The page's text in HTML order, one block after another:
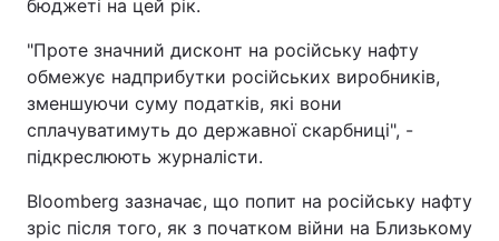
бюджеті на цей рік.
"Проте значний дисконт на російську нафту
обмежує надприбутки російських виробників,
зменшуючи суму податків, які вони
сплачуватимуть до державної скарбниці", -
підкреслюють журналісти.
Bloomberg зазначає, що попит на російську нафту
зріс після того, як з початком війни на Близькому